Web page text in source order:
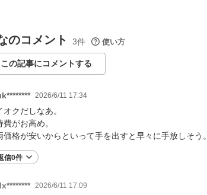
のコメント 3件 使い方
この記事にコメントする
2026/6/11 17:34
オクだしなあ。
費がお高め。
価格が安いからといって手を出すと早々に手放しそう。
信0件
2026/6/11 17:09